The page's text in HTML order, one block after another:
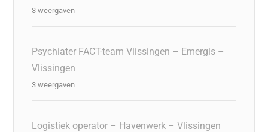
3 weergaven
Psychiater FACT-team Vlissingen – Emergis –
Vlissingen
3 weergaven
Logistiek operator – Havenwerk – Vlissingen